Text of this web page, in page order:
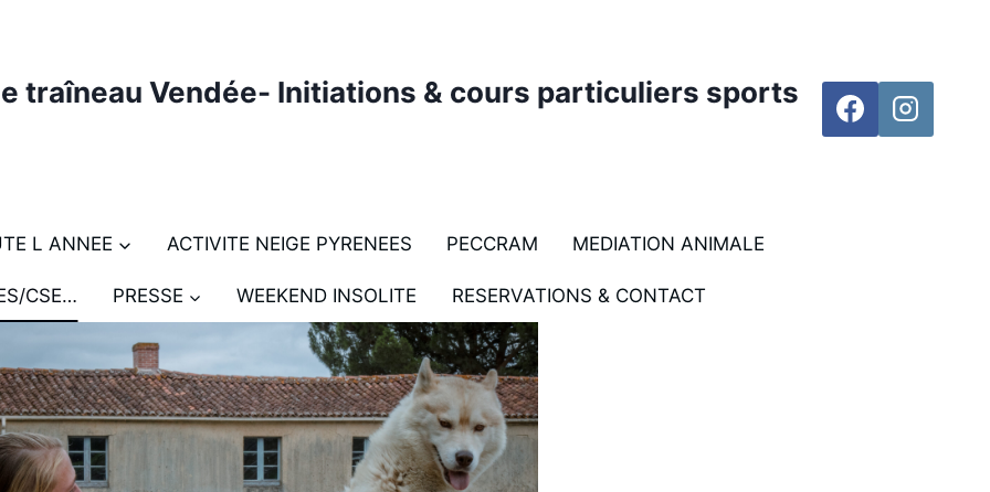
traîneau Vendée- Initiations & cours particuliers sports
L ANNEE ACTIVITE NEIGE PYRENEES PECCRAM MEDIATION ANIMALE
CSE… PRESSE WEEKEND INSOLITE RESERVATIONS & CONTACT